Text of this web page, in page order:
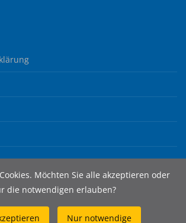
Möchten Sie alle akzeptieren oder
die notwendigen erlauben?
Nur notwendige